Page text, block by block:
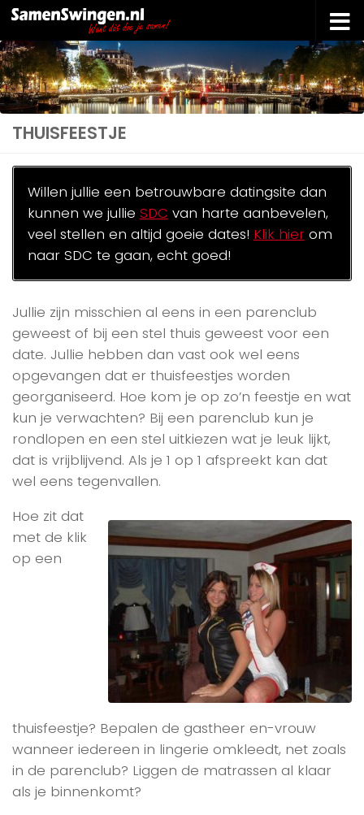
Doorgaan naar inhoud
THUISFEESTJE
Willen jullie een betrouwbare datingsite dan
kunnen we jullie SDC van harte aanbevelen,
veel stellen en altijd goeie dates! Klik hierom
naar SDC te gaan, echt goed!
Jullie zijn misschien al eens in een parenclub
geweest of bij een stel thuis geweest voor een
date. Jullie hebben dan vast ook wel eens
opgevangen dat er thuisfeestjes worden
georganiseerd. Hoe kom je op zo’n feestje en wat
kun je verwachten? Bij een parenclub kun je
rondlopen en een stel uitkiezen wat je leuk lijkt,
dat is vrijblijvend. Als je 1 op 1 afspreekt kan dat
wel eens tegenvallen.
Hoe zit dat
met de klik
op een
thuisfeestje? Bepalen de gastheer en-vrouw
wanneer iedereen in lingerie omkleedt, net zoals
in de parenclub? Liggen de matrassen al klaar
als je binnenkomt?